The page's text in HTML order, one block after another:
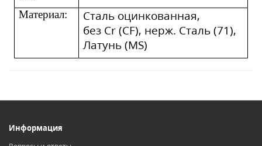
Материал:
Сталь оцинкованная,
без Сr(CF), нерж. Сталь (71),
Латунь (MS)
Информация